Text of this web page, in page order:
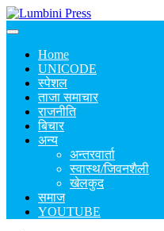
Home
UNICODE
स्पेशल
ताजा समाचार
राजनीति
बिचार
अन्य
अन्तरवार्ता
स्वास्थ/जिवनशैली
खेलकुद
समाज
YOUTUBE